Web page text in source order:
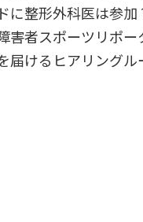
に整形外科医は参
害者スポーツリポー
届けるヒアリングル